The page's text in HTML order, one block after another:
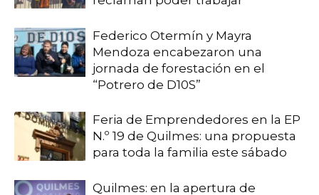
Federico Otermín y Mayra
Mendoza encabezaron una
jornada de forestación en el
“Potrero de D10S”
Feria de Emprendedores en la EP
N.º 19 de Quilmes: una propuesta
para toda la familia este sábado
Quilmes: en la apertura de